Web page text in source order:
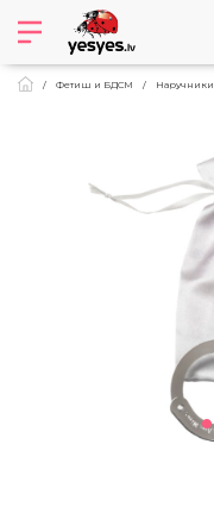
Фетиш и БДСМ Наручники